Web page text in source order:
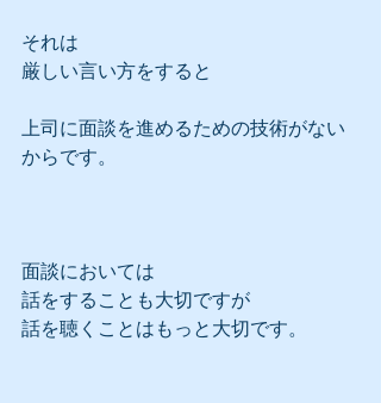
それは
厳しい言い方をすると
上司に面談を進めるための技術がない
からです。
面談においては
話をすることも大切ですが
話を聴くことはもっと大切です。